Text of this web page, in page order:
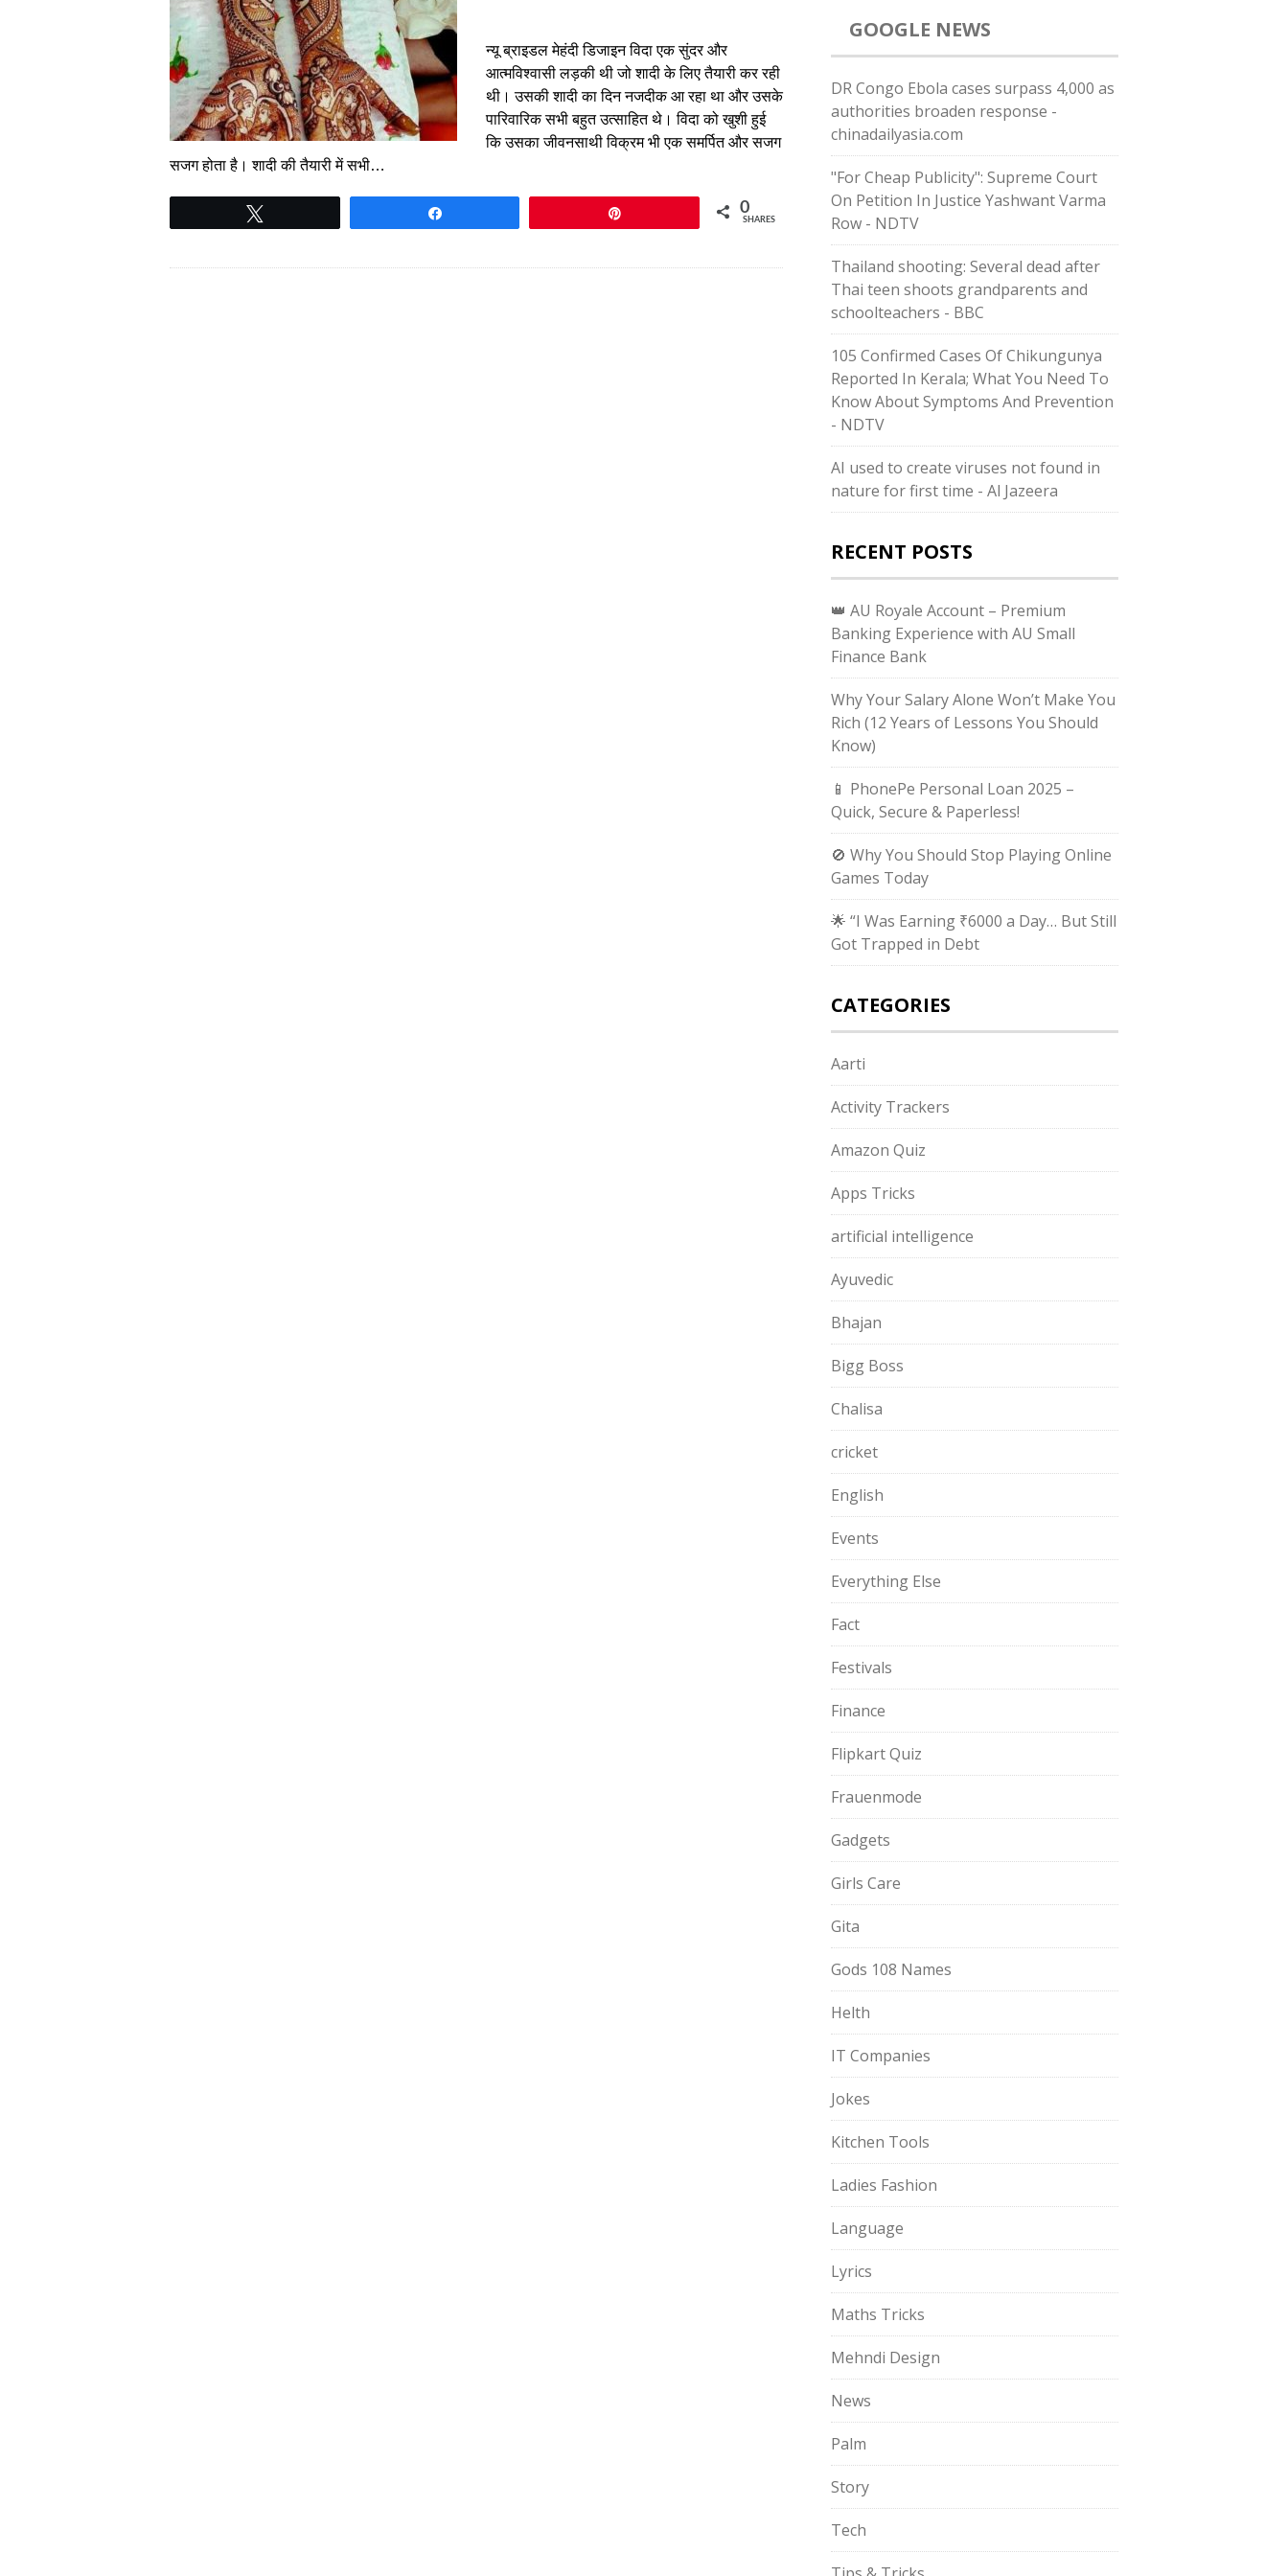
न्यू ब्राइडल मेहंदी डिजाइन विदा एक सुंदर और
आत्मविश्वासी लड़की थी जो शादी के लिए तैयारी कर रही
थी। उसकी शादी का दिन नजदीक आ रहा था और उसके
पारिवारिक सभी बहुत उत्साहित थे। विदा को खुशी हुई
कि उसका जीवनसाथी विक्रम भी एक समर्पित और सजग
सजग होता है। शादी की तैयारी में सभी…
0
SHARES
GOOGLE NEWS
DR Congo Ebola cases surpass 4,000 as
authorities broaden response -
chinadailyasia.com
"For Cheap Publicity": Supreme Court
On Petition In Justice Yashwant Varma
Row - NDTV
Thailand shooting: Several dead after
Thai teen shoots grandparents and
schoolteachers - BBC
105 Confirmed Cases Of Chikungunya
Reported In Kerala; What You Need To
Know About Symptoms And Prevention
- NDTV
AI used to create viruses not found in
nature for first time - Al Jazeera
RECENT POSTS
👑 AU Royale Account – Premium
Banking Experience with AU Small
Finance Bank
Why Your Salary Alone Won’t Make You
Rich (12 Years of Lessons You Should
Know)
📱 PhonePe Personal Loan 2025 –
Quick, Secure & Paperless!
🚫 Why You Should Stop Playing Online
Games Today
🌟 “I Was Earning ₹6000 a Day… But Still
Got Trapped in Debt
CATEGORIES
Aarti
Activity Trackers
Amazon Quiz
Apps Tricks
artificial intelligence
Ayuvedic
Bhajan
Bigg Boss
Chalisa
cricket
English
Events
Everything Else
Fact
Festivals
Finance
Flipkart Quiz
Frauenmode
Gadgets
Girls Care
Gita
Gods 108 Names
Helth
IT Companies
Jokes
Kitchen Tools
Ladies Fashion
Language
Lyrics
Maths Tricks
Mehndi Design
News
Palm
Story
Tech